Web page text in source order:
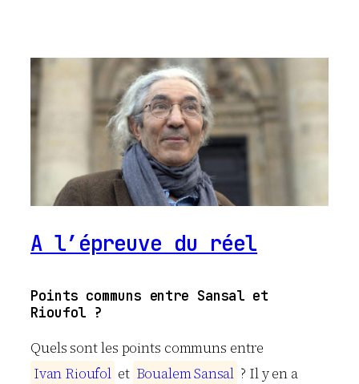
A l’épreuve du réel
Points communs entre Sansal et
Rioufol ?
Quels sont les points communs entre
Ivan Rioufol et BoualemSansal ? Il y en a